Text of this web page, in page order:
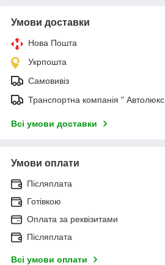
Умови доставки
Нова Пошта
Укрпошта
Самовивіз
Транспортна компанія " Автолюкс
Всі умови доставки
Умови оплати
Післяплата
Готівкою
Оплата за реквізитами
Післяплата
Всі умови оплати